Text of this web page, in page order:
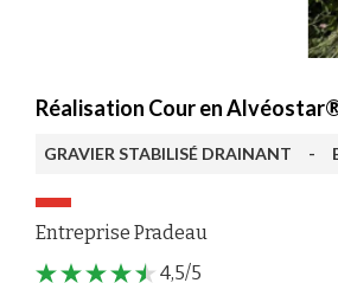
Réalisation Cour en
GRAVIER STABILISÉ DRAINANT -
Entreprise Pradeau
4,5/5